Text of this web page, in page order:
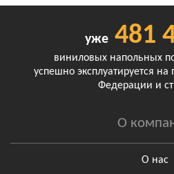
уже 481
виниловых напольных
успешно эксплуатируется на
Федерации и
О
О нас